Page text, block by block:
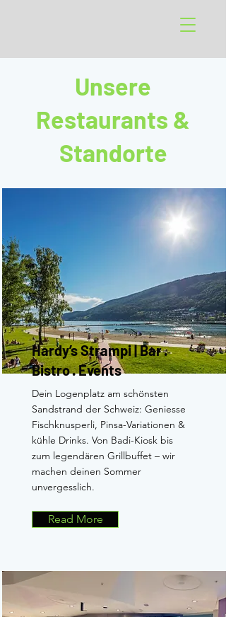
Unsere
Restaurants &
Standorte
Hardy’s Strampi | Bar ·
Bistro · Events
Dein Logenplatz am schönsten
Sandstrand der Schweiz: Geniesse
Fischknusperli, Pinsa-Variationen &
kühle Drinks. Von Badi-Kiosk bis
zum legendären Grillbuffet – wir
machen deinen Sommer
unvergesslich.
Read More